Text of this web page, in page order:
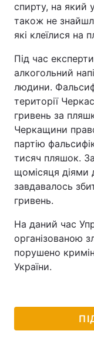
спирту, на який
також не
які клеїлися на
Під час
алкогольний
людини.
території
гривень за
Черкащини
партію
тисяч пляшок.
щомісяця діями
завдавалось
гривень.
На даний час
організованою
порушено
України.